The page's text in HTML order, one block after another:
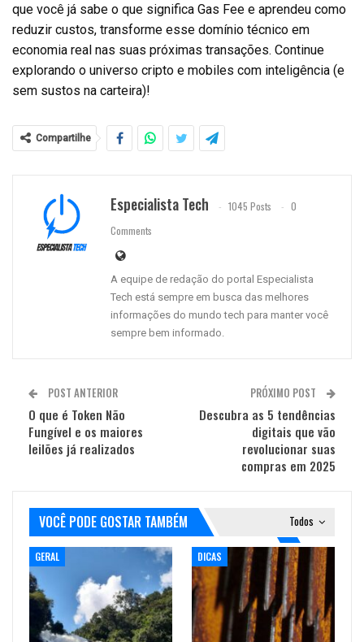
que você já sabe o que significa Gas Fee e aprendeu como
reduzir custos, transforme esse domínio técnico em
economia real nas suas próximas transações. Continue
explorando o universo cripto e mobiles com inteligência (e
sem sustos na carteira)!
Compartilhe
Especialista Tech 1045 Posts
0
Comments
A equipe de redação do portal Especialista
Tech está sempre em busca das melhores
informações do mundo tech para manter você
sempre bem informado.
POST ANTERIOR
O que é Token Não
Fungível e os maiores
leilões já realizados
PRÓXIMO POST
Descubra as 5 tendências
digitais que vão
revolucionar suas
compras em 2025
Todos
VOCÊ PODE GOSTAR TAMBÉM
GERAL DICAS